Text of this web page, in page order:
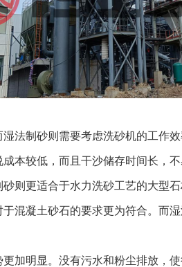
法制砂则需要考虑洗砂机的工作效
本较低，而且干沙储存时间长，不
则更适合于水力洗砂工艺的大型石
混凝土砂石的要求更为符合。
加明显。没有污水和粉尘排放，